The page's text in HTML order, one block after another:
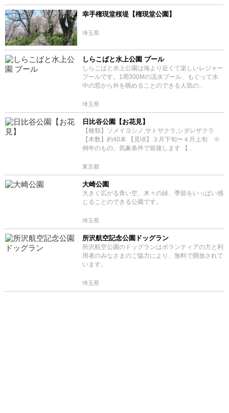
幸手権現堂桜堤【権現堂公園】
埼玉県
しらこばと水上公園 プール
しらこばと水上公園は海より近くて楽しいレジャー
プールです。1周300Mの流水プール、もぐって水
中の窓から外を眺めることのできる人気の..
埼玉県
日比谷公園【お花見】
【種類】ソメイヨシノ,サトザクラ,シダレザクラ
【本数】約40本 【見頃】３月下旬〜４月上旬 ※
例年のもの。気象条件で前後します 【..
東京都
大崎公園
大きく広がる青い空、木々の緑、季節をいっぱい感
じることのできる公園です。
埼玉県
所沢航空記念公園ドッグラン
所沢航空公園のドッグランはボランティアの方と利
用者のみなさまのご協力により、無料で開放されて
います。
埼玉県